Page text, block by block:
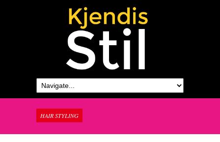
HAIR STYLING